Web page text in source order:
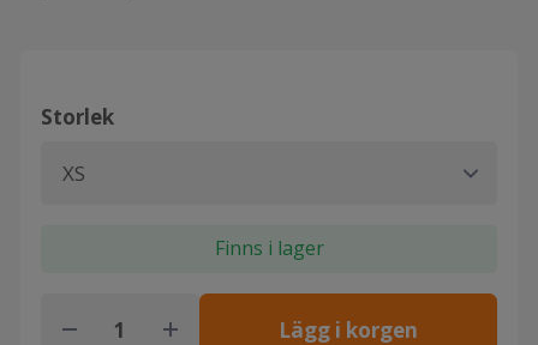
Storlek
Finns i lager
Lägg i korgen